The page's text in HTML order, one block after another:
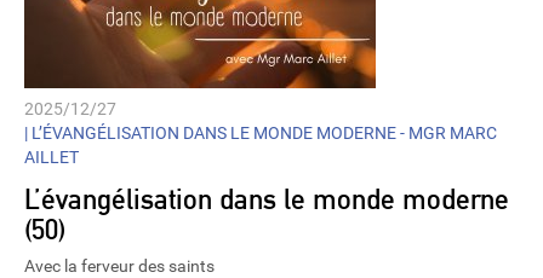
2025/12/27
| L’ÉVANGÉLISATION DANS LE MONDE MODERNE - MGR MARC
AILLET
L’évangélisation dans le monde moderne
(50)
Avec la ferveur des saints